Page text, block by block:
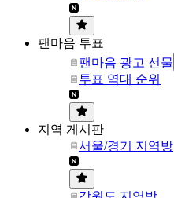
팬마음 투표
팬마음 광고 선물
투표 역대 순위
지역 게시판
서울/경기 지역방